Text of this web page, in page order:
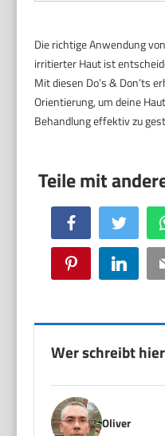
Die richtige Anwendung
irritierter Haut ist
Mit diesen Do’s & Don’ts
Orientierung, um deine
Behandlung effektiv zu
Facebook Twitter
Pinterest LinkedIn
Wer schreibt
Oliver